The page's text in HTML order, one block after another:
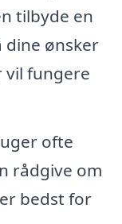
tilbyde en
ønsker
vil fungere
ofte
rådgive om
bedst for